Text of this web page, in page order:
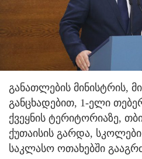
განათლების მინისტრის,
განცხადებით, 1-ელი
ქვეყნის ტერიტორიაზე,
ქუთაისის გარდა,
საკლასო ოთახებში